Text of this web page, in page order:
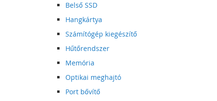
Belső SSD
Hangkártya
Számítógép kiegészítő
Hűtőrendszer
Memória
Optikai meghajtó
Port bővítő